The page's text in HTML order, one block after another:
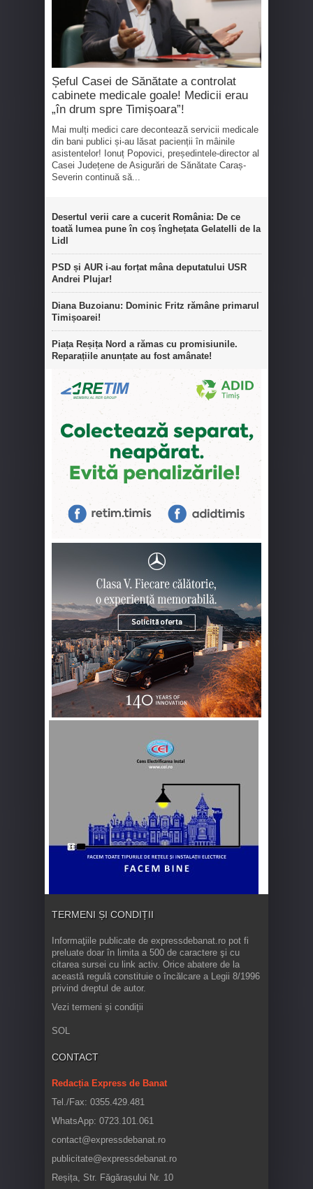
Șeful Casei de Sănătate a controlat
cabinete medicale goale! Medicii erau
„în drum spre Timișoara”!
Mai mulți medici care decontează servicii medicale
din bani publici și-au lăsat pacienții în mâinile
asistentelor! Ionuț Popovici, președintele-director al
Casei Județene de Asigurări de Sănătate Caraș-
Severin continuă să...
Desertul verii care a cucerit România: De ce
toată lumea pune în coș înghețata Gelatelli de la
Lidl
PSD și AUR i-au forțat mâna deputatului USR
Andrei Plujar!
Diana Buzoianu: Dominic Fritz rămâne primarul
Timișoarei!
Piața Reșița Nord a rămas cu promisiunile.
Reparațiile anunțate au fost amânate!
TERMENI ȘI CONDIȚII
Informaţiile publicate de expressdebanat.ro pot fi
preluate doar în limita a 500 de caractere şi cu
citarea sursei cu link activ. Orice abatere de la
această regulă constituie o încălcare a Legii 8/1996
privind dreptul de autor.
Vezi termeni și condiții
SOL
CONTACT
Redacția Express de Banat
Tel./Fax: 0355.429.481
WhatsApp: 0723.101.061
contact@expressdebanat.ro
publicitate@expressdebanat.ro
Reșița, Str. Făgărașului Nr. 10